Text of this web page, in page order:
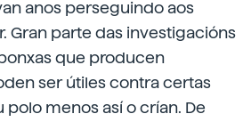
anos perseguindo aos
Gran parte das investigacións
que producen
ser útiles contra certas
menos así o crían. De